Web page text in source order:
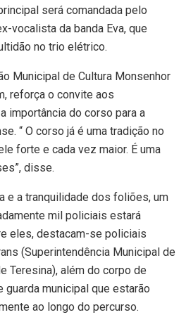
será comandada pelo
vocalista da banda Eva, que
no trio elétrico.
Municipal de Cultura Monsenhor
reforça o convite aos
importância do corso para a
“ O corso já é uma tradição no
forte e cada vez maior. É uma
disse.
e a tranquilidade dos foliões, um
mil policiais estará
eles, destacam-se policiais
(Superintendência Municipal de
Teresina), além do corpo de
municipal que estarão
ao longo do percurso.